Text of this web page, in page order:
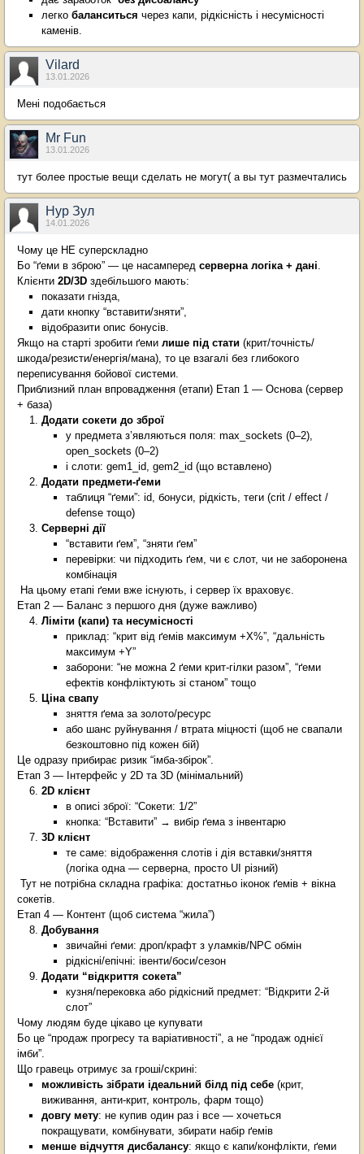
легко баланситься через капи, рідкісність і несумісності
каменів.
Vilard
13.01.2026
Мені подобається
Mr Fun
13.01.2026
тут более простые вещи сделать не могут( а вы тут размечтались
Нур Зул
14.01.2026
Чому це НЕ суперскладно
Бо “ґеми в зброю” — це насамперед серверна логіка + дані.
Клієнти 2D/3D здебільшого мають:
показати гнізда,
дати кнопку “вставити/зняти”,
відобразити опис бонусів.
Якщо на старті зробити ґеми лише під стати (крит/точність/
шкода/резисти/енергія/мана), то це взагалі без глибокого
переписування бойової системи.
Приблизний план впровадження (етапи) Етап 1 — Основа (сервер
+ база)
Додати сокети до зброї
у предмета з’являються поля: max_sockets (0–2),
open_sockets (0–2)
і слоти: gem1_id, gem2_id (що вставлено)
Додати предмети-ґеми
таблиця “ґеми”: id, бонуси, рідкість, теги (crit / effect /
defense тощо)
Серверні дії
“вставити ґем”, “зняти ґем”
перевірки: чи підходить ґем, чи є слот, чи не заборонена
комбінація
На цьому етапі ґеми вже існують, і сервер їх враховує.
Етап 2 — Баланс з першого дня (дуже важливо)
Ліміти (капи) та несумісності
приклад: “крит від ґемів максимум +X%”, “дальність
максимум +Y”
заборони: “не можна 2 ґеми крит-гілки разом”, “ґеми
ефектів конфліктують зі станом” тощо
Ціна свапу
зняття ґема за золото/ресурс
або шанс руйнування / втрата міцності (щоб не свапали
безкоштовно під кожен бій)
Це одразу прибирає ризик “імба-збірок”.
Етап 3 — Інтерфейс у 2D та 3D (мінімальний)
2D клієнт
в описі зброї: “Сокети: 1/2”
кнопка: “Вставити” → вибір ґема з інвентарю
3D клієнт
те саме: відображення слотів і дія вставки/зняття
(логіка одна — серверна, просто UI різний)
Тут не потрібна складна графіка: достатньо іконок ґемів + вікна
сокетів.
Етап 4 — Контент (щоб система “жила”)
Добування
звичайні ґеми: дроп/крафт з уламків/NPC обмін
рідкісні/епічні: івенти/боси/сезон
Додати “відкриття сокета”
кузня/перековка або рідкісний предмет: “Відкрити 2-й
слот”
Чому людям буде цікаво це купувати
Бо це “продаж прогресу та варіативності”, а не “продаж однієї
імби”.
Що гравець отримує за гроші/скрині:
можливість зібрати ідеальний білд під себе (крит,
виживання, анти-крит, контроль, фарм тощо)
довгу мету: не купив один раз і все — хочеться
покращувати, комбінувати, збирати набір ґемів
менше відчуття дисбалансу: якщо є капи/конфлікти, ґеми